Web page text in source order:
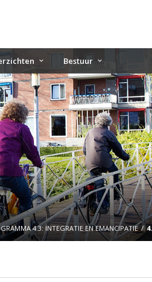
Bestuur
4.3: INTEGRATIE EN EMANCIPATIE